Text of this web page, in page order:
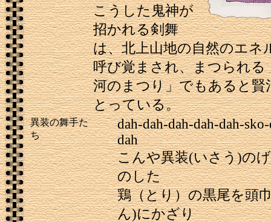
こうした鬼神が
招かれる剣舞
は、北上山地の自然のエネ
呼び覚まされ、まつられる
河のまつり」でもあると賢
とっている。
異装の舞手た
ち
dah-dah-dah-dah-dah-
dah
こんや異装(いさう)の
のした
鶏（とり）の黒尾を頭
ん)にかざり